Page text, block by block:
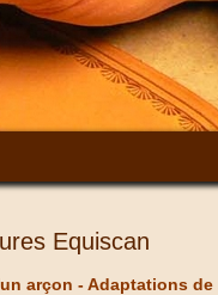
Equiscan
arçon - Adaptations